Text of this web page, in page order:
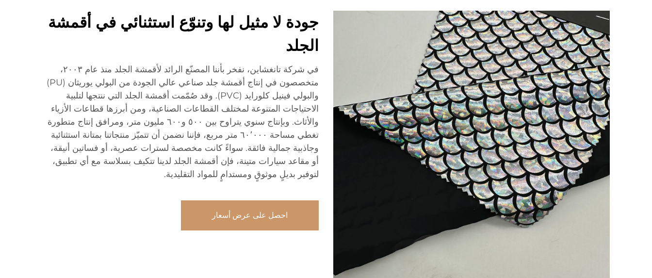
جودة لا مثيل لها وتنوّع استثنائي في أقمشة
الجلد
في شركة تانغشاين، نفخر بأننا المصنّع الرائد لأقمشة الجلد منذ عام ٢٠٠٣،
متخصصون في إنتاج أقمشة جلد صناعي عالي الجودة من البولي يوريثان (PU)
والبولي فينيل كلورايد (PVC). وقد صُمّمت أقمشة الجلد التي ننتجها لتلبية
الاحتياجات المتنوعة لمختلف القطاعات الصناعية، ومن أبرزها قطاعات الأزياء
والأثاث. وبإنتاج سنوي يتراوح بين ٥٠٠ و٦٠٠ مليون متر، ومرافق إنتاج متطورة
تغطي مساحة ٦٠٬٠٠٠ متر مربع، فإننا نضمن أن تتميّز منتجاتنا بمتانة استثنائية
وجاذبية جمالية فائقة. سواءً كانت مخصصة لسترات عصرية، أو فساتين أنيقة،
أو مقاعد سيارات متينة، فإن أقمشة الجلد لدينا تتكيف بسلاسة مع أي تطبيق،
لتوفير بديلٍ موثوقٍ ومستدامٍ للمواد التقليدية.
احصل على عرض أسعار